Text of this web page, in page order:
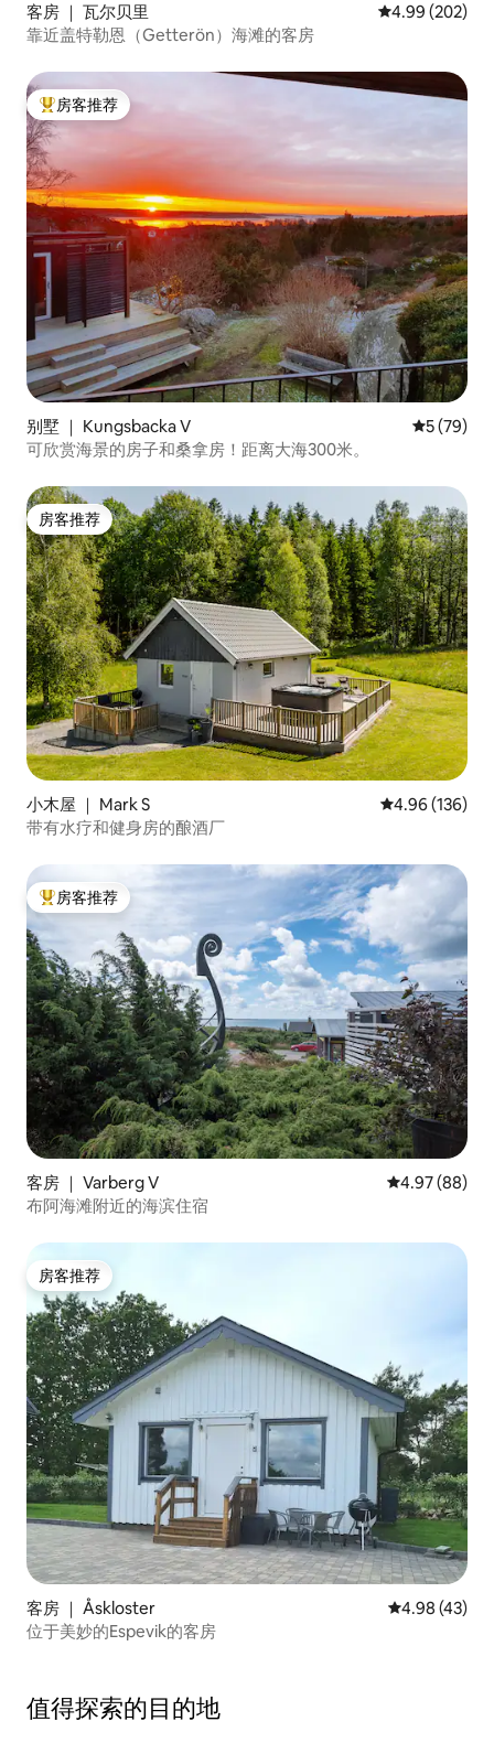
客房 ｜ 瓦尔贝里 平均评分 4.99
4.99 (202)
靠近盖特勒恩（Getterön）海滩的客房
热门「房客推荐」
房客推荐
别墅 ｜ Kungsbacka V 平均评分
5 (79)
可欣赏海景的房子和桑拿房！距离大海300米。
房客推荐
房客推荐
小木屋 ｜ Mark S 平均评分 4.96
4.96 (136)
带有水疗和健身房的酿酒厂
热门「房客推荐」
房客推荐
客房 ｜ Varberg V 平均评分 4.97
4.97 (88)
布阿海滩附近的海滨住宿
房客推荐
房客推荐
客房 ｜ Åskloster 平均评分
4.98 (43)
位于美妙的Espevik的客房
值得探索的目的地